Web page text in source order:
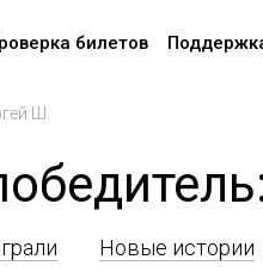
билетов
Ш.
Новые истории